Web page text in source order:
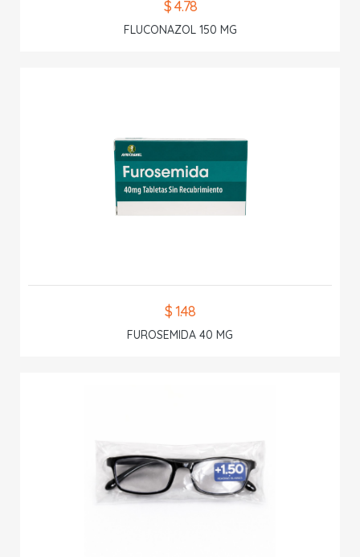
$ 4.78
FLUCONAZOL 150 MG
$ 1.48
FUROSEMIDA 40 MG